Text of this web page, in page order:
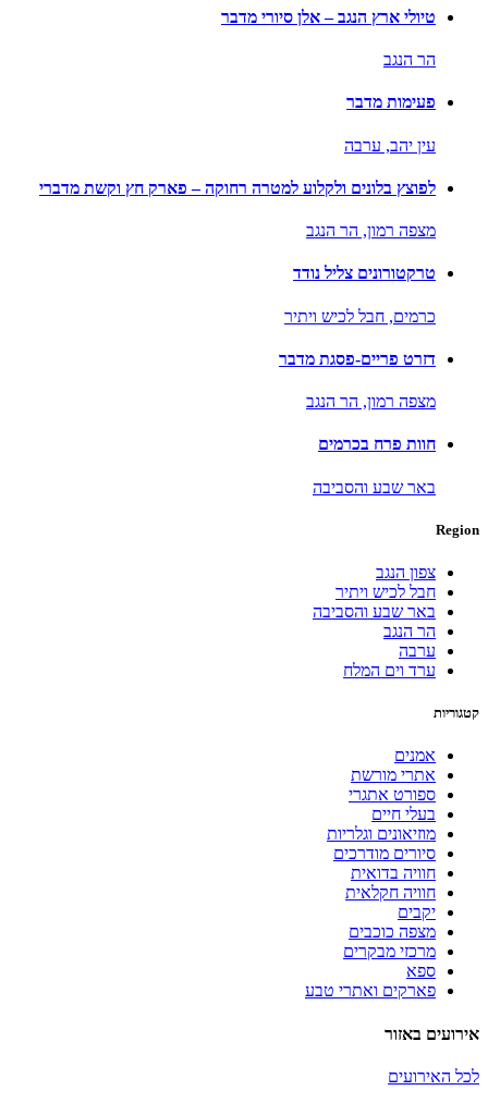
טיולי ארץ הנגב – אלן סיורי מדבר
הר הנגב
פעימות מדבר
עין יהב, ערבה
לפוצץ בלונים ולקלוע למטרה רחוקה – פארק חץ וקשת מדברי
מצפה רמון, הר הנגב
טרקטורונים צליל נודד
כרמים, חבל לכיש ויתיר
דזרט פריים-פסגת מדבר
מצפה רמון, הר הנגב
חוות פרח בכרמים
באר שבע והסביבה
Region
צפון הנגב
חבל לכיש ויתיר
באר שבע והסביבה
הר הנגב
ערבה
ערד וים המלח
קטגוריות
אמנים
אתרי מורשת
ספורט אתגרי
בעלי חיים
מוזיאונים וגלריות
סיורים מודרכים
חוויה בדואית
חוויה חקלאית
יקבים
מצפה כוכבים
מרכזי מבקרים
ספא
פארקים ואתרי טבע
אירועים באזור
לכל האירועים